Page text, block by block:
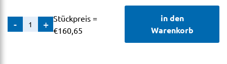
-
Floorliner
'Snowcover'
+ Stückpreis =
€160,65
in den
Warenkorb